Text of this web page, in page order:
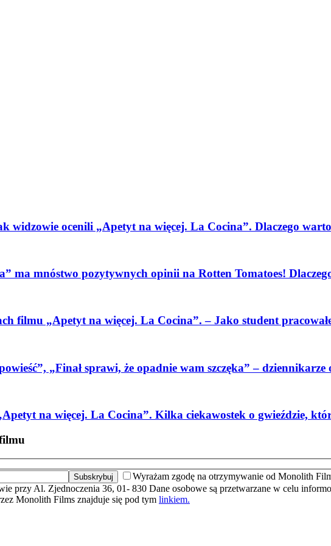
widzowie ocenili „Apetyt na więcej. La Cocina”. Dlaczego
ma mnóstwo pozytywnych opinii na Rotten Tomatoes!
filmu „Apetyt na więcej. La Cocina”. – Jako student
„Finał sprawi, że opadnie wam szczęka” –
na więcej. La Cocina”. Kilka ciekawostek o gwieździe,
Wyrażam zgodę na otrzymywanie od Monolith
przy Al. Zjednoczenia 36, 01- 830 Dane osobowe są przetwarzane w celu
Monolith Films znajduje się pod tym linkiem.